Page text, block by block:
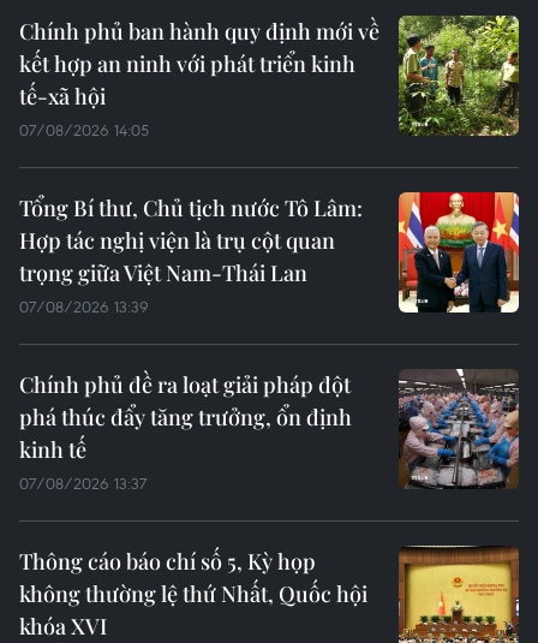
Chính phủ ban hành quy định mới về
kết hợp an ninh với phát triển kinh
tế-xã hội
07/08/2026 14:05
Tổng Bí thư, Chủ tịch nước Tô Lâm:
Hợp tác nghị viện là trụ cột quan
trọng giữa Việt Nam-Thái Lan
07/08/2026 13:39
Chính phủ đề ra loạt giải pháp đột
phá thúc đẩy tăng trưởng, ổn định
kinh tế
07/08/2026 13:37
Thông cáo báo chí số 5, Kỳ họp
không thường lệ thứ Nhất, Quốc hội
khóa XVI